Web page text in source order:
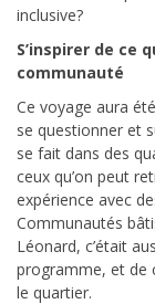
inclusive?
S’inspirer de ce
communauté
Ce voyage aura
se questionner et
se fait dans des
ceux qu’on peut
expérience avec
Communautés
Léonard, c’était
programme, et de
le quartier.